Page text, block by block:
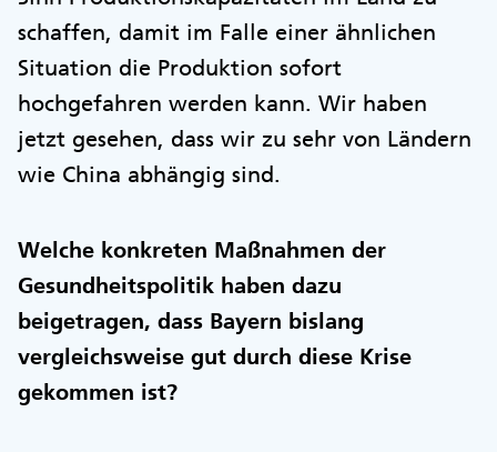
schaffen, damit im Falle einer ähnlichen
Situation die Produktion sofort
hochgefahren werden kann. Wir haben
jetzt gesehen, dass wir zu sehr von Ländern
wie China abhängig sind.
Welche konkreten Maßnahmen der
Gesundheitspolitik haben dazu
beigetragen, dass Bayern bislang
vergleichsweise gut durch diese Krise
gekommen ist?